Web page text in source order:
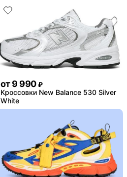
от 9 990 ₽
Кроссовки New Balance 530 Silver
White